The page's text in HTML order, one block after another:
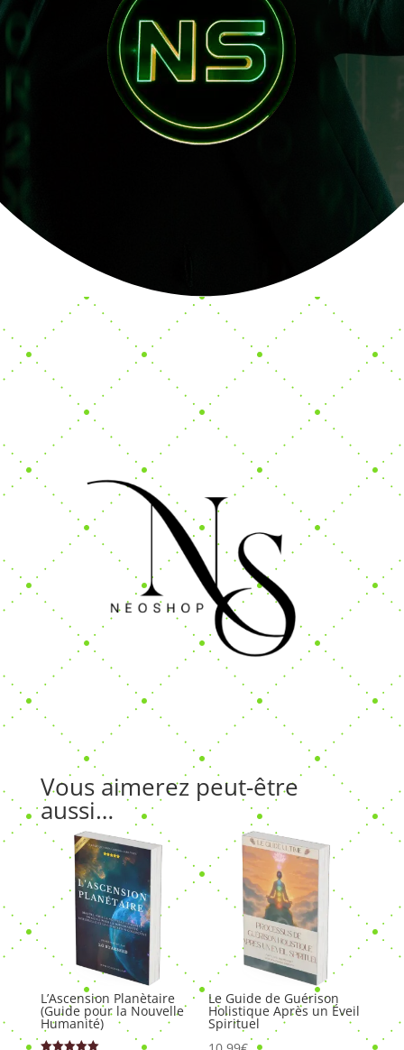
Vous aimerez peut-être
aussi…
L’Ascension Planètaire
(Guide pour la Nouvelle
Humanité)
Le Guide de Guérison
Holistique Après un Éveil
Spirituel
×
Éveillez Votre Conscience
Rejoignez le cercle et recevez nos
inspirations pour votre transformation
VOTRE PRÉNOM
VOTRE EMAIL
JE M'ÉVEILLE 🌟